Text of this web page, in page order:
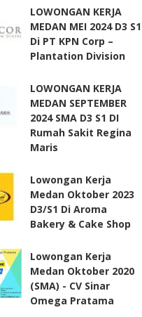
LOWONGAN KERJA
MEDAN MEI 2024 D3 S1
Di PT KPN Corp –
Plantation Division
LOWONGAN KERJA
MEDAN SEPTEMBER
2024 SMA D3 S1 DI
Rumah Sakit Regina
Maris
Lowongan Kerja
Medan Oktober 2023
D3/S1 Di Aroma
Bakery & Cake Shop
Lowongan Kerja
Medan Oktober 2020
(SMA) - CV Sinar
Omega Pratama